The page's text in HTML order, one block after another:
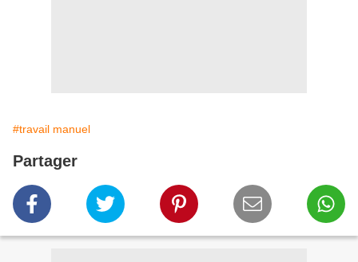
#travail manuel
Partager